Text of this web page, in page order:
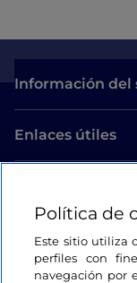
Información del
Enlaces útiles
Estamos en
Política de
Este sitio utiliza
perfiles con
navegación por